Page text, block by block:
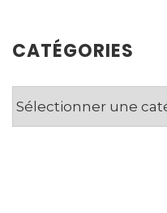
CATÉGORIES